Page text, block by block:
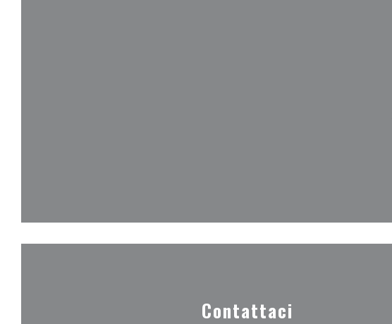
Contattaci